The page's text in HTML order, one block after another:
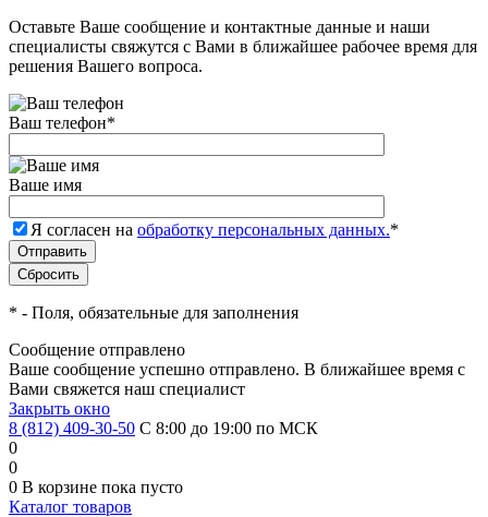
Оставьте Ваше сообщение и контактные данные и наши
специалисты свяжутся с Вами в ближайшее рабочее время для
решения Вашего вопроса.
Ваш телефон*
Ваше имя
Я согласен на обработку персональных данных.*
* - Поля, обязательные для заполнения
Сообщение отправлено
Ваше сообщение успешно отправлено. В ближайшее время с
Вами свяжется наш специалист
Закрыть окно
8 (812) 409-30-50 С 8:00 до 19:00 по МСК
0
0
0 В корзине пока пусто
Каталог товаров